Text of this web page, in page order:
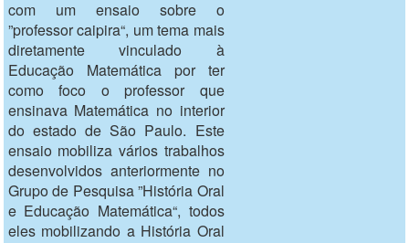
com um ensaio sobre o
”professor caipira“, um tema mais
diretamente vinculado à
Educação Matemática por ter
como foco o professor que
ensinava Matemática no interior
do estado de São Paulo. Este
ensaio mobiliza vários trabalhos
desenvolvidos anteriormente no
Grupo de Pesquisa ”História Oral
e Educação Matemática“, todos
eles mobilizando a História Oral